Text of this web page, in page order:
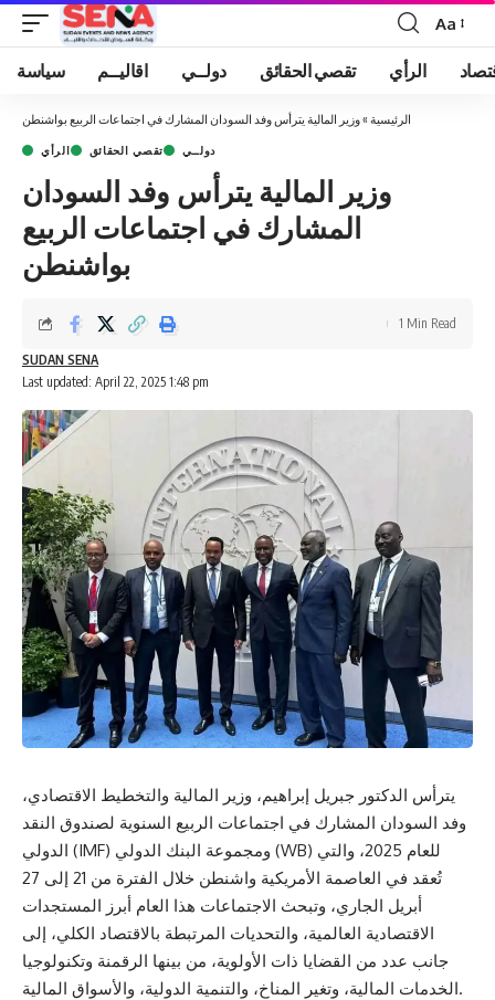
Font
Resizer
Aa
سياسة اقاليــم دولــي تقصي الحقائق الرأي
الرئيسية »وزير المالية يترأس وفد السودان المشارك في اجتماعات الربيع بواشنطن
الرأي تقصي الحقائق دولــي
وزير المالية يترأس وفد السودان
المشارك في اجتماعات الربيع
بواشنطن
Last updated: April 22, 2025 1:48 pm
SUDAN SENA
1 Min Read
يترأس الدكتور جبريل إبراهيم، وزير المالية والتخطيط الاقتصادي،
وفد السودان المشارك في اجتماعات الربيع السنوية لصندوق النقد
الدولي (IMF) ومجموعة البنك الدولي (WB) للعام 2025، والتي
تُعقد في العاصمة الأمريكية واشنطن خلال الفترة من 21 إلى 27
أبريل الجاري، وتبحث الاجتماعات هذا العام أبرز المستجدات
الاقتصادية العالمية، والتحديات المرتبطة بالاقتصاد الكلي، إلى
جانب عدد من القضايا ذات الأولوية، من بينها الرقمنة وتكنولوجيا
الخدمات المالية، وتغير المناخ، والتنمية الدولية، والأسواق المالية.